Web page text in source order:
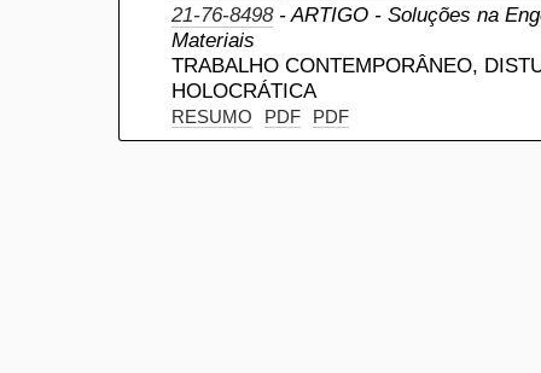
21-76-8498- ARTIGO - Soluções na
Materiais
TRABALHO CONTEMPORÂNEO,
HOLOCRÁTICA
RESUMO PDF PDF